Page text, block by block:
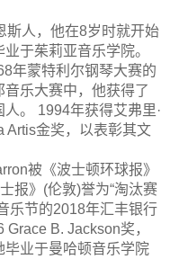
斯人，他在8岁时就开始
于茱莉亚音乐学院。
年蒙特利尔钢琴大赛的
乐大赛中，他获得了
。 1994年获得艾弗里·
Artis金奖，以表彰其文
被《波士顿环球报》
报》(伦敦)誉为“淘汰赛
乐节的2018年汇丰银行
B. Jackson奖，
业于曼哈顿音乐学院